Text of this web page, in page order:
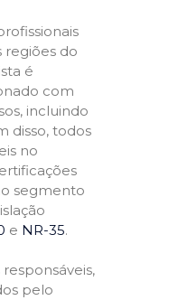
regiões do
é
com
incluindo
disso, todos
no
segmento
e NR-35.
pelo